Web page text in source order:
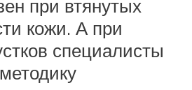
при втянутых
кожи. А при
специалисты